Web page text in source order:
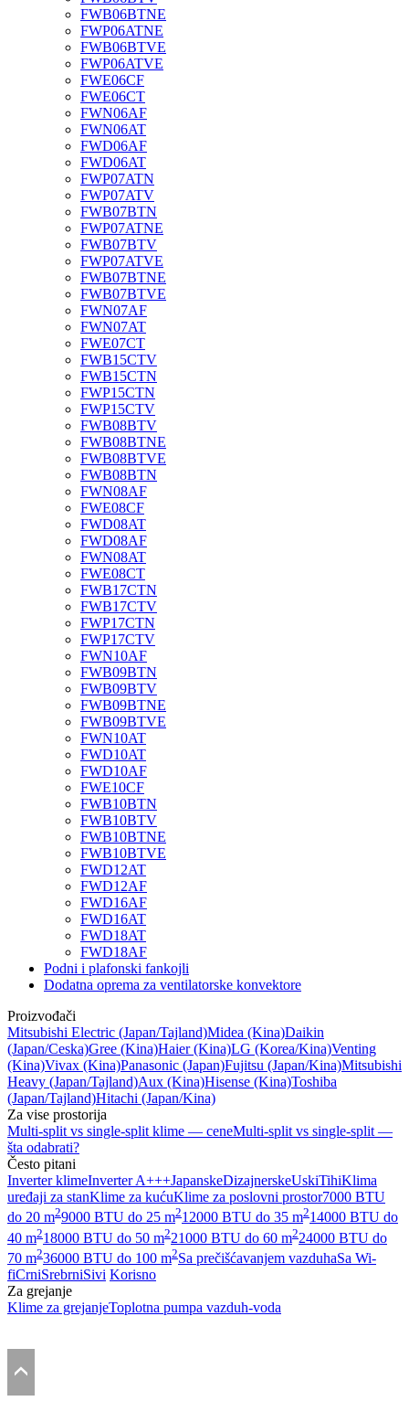
FWB06BTNE
FWP06ATNE
FWB06BTVE
FWP06ATVE
FWE06CF
FWE06CT
FWN06AF
FWN06AT
FWD06AF
FWD06AT
FWP07ATN
FWP07ATV
FWB07BTN
FWP07ATNE
FWB07BTV
FWP07ATVE
FWB07BTNE
FWB07BTVE
FWN07AF
FWN07AT
FWE07CT
FWB15CTV
FWB15CTN
FWP15CTN
FWP15CTV
FWB08BTV
FWB08BTNE
FWB08BTVE
FWB08BTN
FWN08AF
FWE08CF
FWD08AT
FWD08AF
FWN08AT
FWE08CT
FWB17CTN
FWB17CTV
FWP17CTN
FWP17CTV
FWN10AF
FWB09BTN
FWB09BTV
FWB09BTNE
FWB09BTVE
FWN10AT
FWD10AT
FWD10AF
FWE10CF
FWB10BTN
FWB10BTV
FWB10BTNE
FWB10BTVE
FWD12AT
FWD12AF
FWD16AF
FWD16AT
FWD18AT
FWD18AF
Podni i plafonski fankojli
Dodatna oprema za ventilatorske konvektore
Proizvođači
Mitsubishi Electric (Japan/Tajland)Midea (Kina)Daikin
(Japan/Ceska)Gree (Kina)Haier (Kina)LG (Korea/Kina)Venting
(Kina)Vivax (Kina)Panasonic (Japan)Fujitsu (Japan/Kina)Mitsubishi
Heavy (Japan/Tajland)Aux (Kina)Hisense (Kina)Toshiba
(Japan/Tajland)Hitachi (Japan/Kina)
Za vise prostorija
Multi-split vs single-split klime — ceneMulti-split vs single-split —
šta odabrati?
Često pitani
Inverter klimeInverter A+++JapanskeDizajnerskeUskiTihiKlima
uređaji za stanKlime za kućuKlime za poslovni prostor7000 BTU
do 20 m29000 BTU do 25 m212000 BTU do 35 m214000 BTU do
40 m218000 BTU do 50 m221000 BTU do 60 m224000 BTU do
70 m236000 BTU do 100 m2Sa prečišćavanjem vazduhaSa Wi-
fiCrniSrebrniSivi Korisno
Za grejanje
Klime za grejanjeToplotna pumpa vazduh-voda